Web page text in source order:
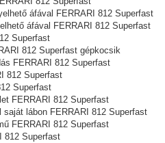
áfával FERRARI 812 Superfast
áfával FERRARI 812 Superfast
Superfast
812 Superfast gépkocsik
FERRARI 812 Superfast
812 Superfast
Superfast
FERRARI 812 Superfast
saját lábon FERRARI 812 Superfast
FERRARI 812 Superfast
812 Superfast